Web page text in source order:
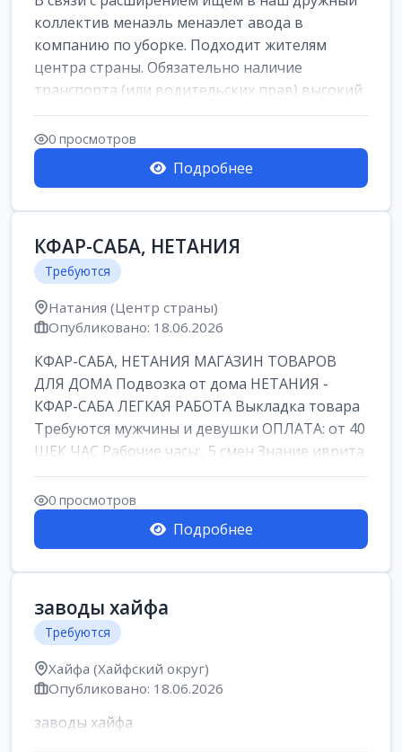
коллектив менаэль менаэлет авода в
компанию по уборке. Подходит жителям
центра страны. Обязательно наличие
транспорта (или водительских прав) высокий
уровень и...
0 просмотров
Подробнее
КФАР-САБА, НЕТАНИЯ
Требуются
Натания (Центр страны)
Опубликовано: 18.06.2026
КФАР-САБА, НЕТАНИЯ МАГАЗИН ТОВАРОВ
ДЛЯ ДОМА Подвозка от дома НЕТАНИЯ -
КФАР-САБА ЛЕГКАЯ РАБОТА Выкладка товара
Требуются мужчины и девушки ОПЛАТА: от 40
ШЕК ЧАС Рабочие часы:, 5 смен Знание иврита
не ...
0 просмотров
Подробнее
заводы хайфа
Требуются
Хайфа (Хайфский округ)
Опубликовано: 18.06.2026
заводы хайфа